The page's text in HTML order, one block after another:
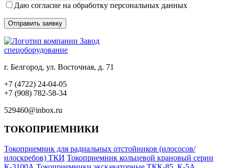
Даю согласие на обработку персональных данных
Завод
спецоборудование
г. Белгород, ул. Восточная, д. 71
+7 (4722) 24-04-05
+7 (908) 782-58-34
529460@inbox.ru
ТОКОПРИЕМНИКИ
Токоприемник для радиальных отстойников (илососов/
илоскребов) ТКИ Токоприемник кольцевой крановый серии